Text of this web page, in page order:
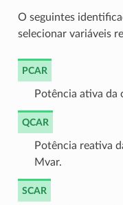
O seguintes
selecionar variáveis
PCAR
Potência ativa da
QCAR
Potência reativa
Mvar.
SCAR